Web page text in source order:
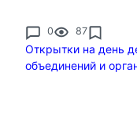
0 87
Открытки на день
объединений и